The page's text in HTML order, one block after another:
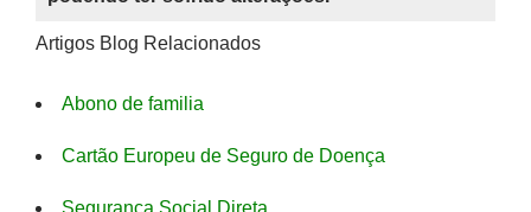
Artigos Blog Relacionados
Abono de familia
Cartão Europeu de Seguro de Doença
Segurança Social Direta